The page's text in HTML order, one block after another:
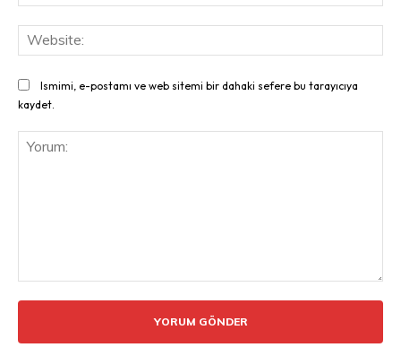
Ismimi, e-postamı ve web sitemi bir dahaki sefere bu tarayıcıya
kaydet.